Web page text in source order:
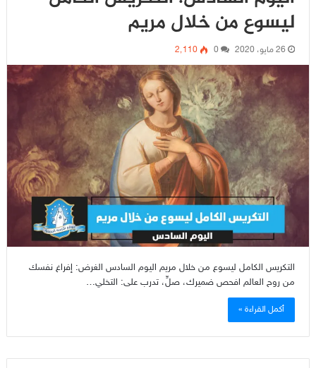
ليسوع من خلال مريم
26 مايو، 2020 0 2٬110
التكريس الكامل ليسوع من خلال مريم اليوم السادس الغرض: إفراغ نفسك
من روح العالم افحص ضميرك، صلِّ، تدرب على: التخلي…
أكمل القراءة »